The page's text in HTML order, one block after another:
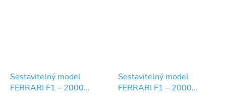
Sestavitelný model
FERRARI F1 – 2000
Sestavitelný model
FERRARI F1 – 2000